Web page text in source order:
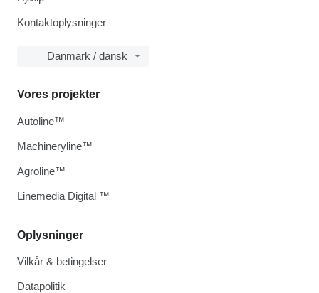
Kontaktoplysninger
Danmark / dansk
Oplysninger
Vilkår & betingelser
Datapolitik
Vores projekter
Autoline™
Machineryline™
Agroline™
Linemedia Digital ™